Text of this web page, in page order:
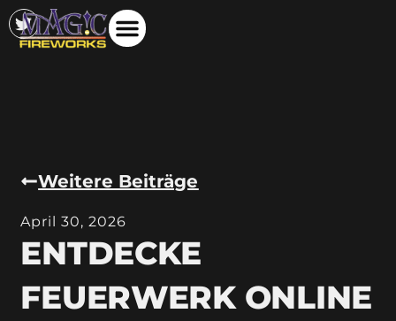
Weitere Beiträge
April 30, 2026
ENTDECKE
FEUERWERK ONLINE